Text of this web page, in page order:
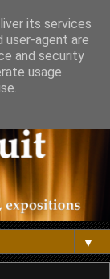
▼
its services
user-agent are
and security
usage